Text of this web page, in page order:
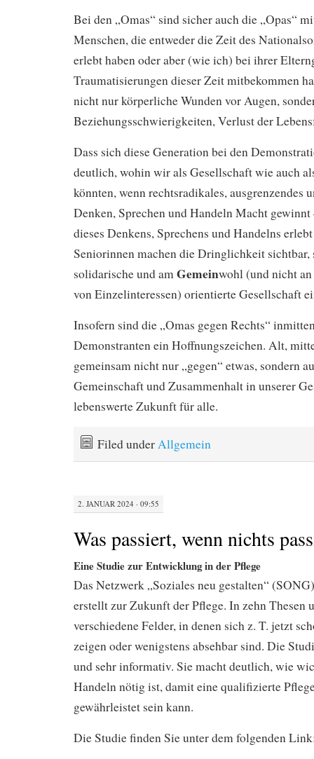
Bei den „Omas“ sind sicher auch die „Opas“
Menschen, die entweder die Zeit des
erlebt haben oder aber (wie ich) bei ihrer
Traumatisierungen dieser Zeit mitbekommen
nicht nur körperliche Wunden vor Augen,
Beziehungsschwierigkeiten, Verlust der
Dass sich diese Generation bei den
deutlich, wohin wir als Gesellschaft wie auch
könnten, wenn rechtsradikales, ausgrenzendes
Denken, Sprechen und Handeln Macht
dieses Denkens, Sprechens und Handelns
Seniorinnen machen die Dringlichkeit sichtbar,
solidarische und amGemeinwohl (und nicht
von Einzelinteressen) orientierte Gesellschaft
Insofern sind die „Omas gegen Rechts“
Demonstranten ein Hoffnungszeichen. Alt,
gemeinsam nicht nur „gegen“ etwas, sondern
Gemeinschaft und Zusammenhalt in unserer
lebenswerte Zukunft für alle.
Filed underAllgemein
2. JANUAR 2024 · 09:55
Was passiert, wenn nichts
Eine Studie zur Entwicklung in der Pflege
Das Netzwerk „Soziales neu gestalten“
erstellt zur Zukunft der Pflege. In zehn Thesen
verschiedene Felder, in denen sich z. T. jetzt
zeigen oder wenigstens absehbar sind. Die
und sehr informativ. Sie macht deutlich, wie
Handeln nötig ist, damit eine qualifizierte
gewährleistet sein kann.
Die Studie finden Sie unter dem folgenden